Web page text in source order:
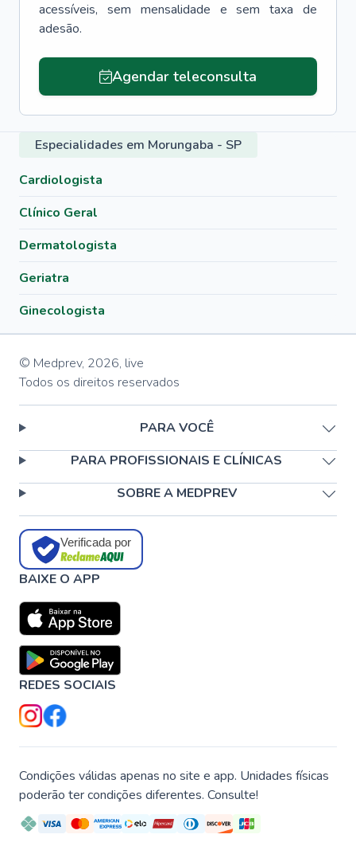
acessíveis, sem mensalidade e sem taxa de
adesão.
Agendar teleconsulta
Especialidades em Morungaba - SP
Cardiologista
Clínico Geral
Dermatologista
Geriatra
Ginecologista
© Medprev, 2026, live
Todos os direitos reservados
PARA VOCÊ
PARA PROFISSIONAIS E CLÍNICAS
SOBRE A MEDPREV
Verificada por
BAIXE O APP
REDES SOCIAIS
Condições válidas apenas no site e app. Unidades físicas
poderão ter condições diferentes. Consulte!